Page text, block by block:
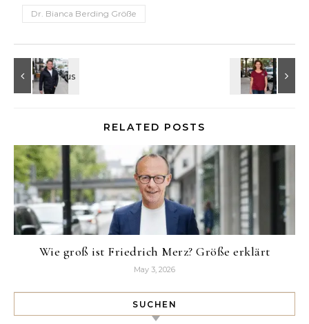
Dr. Bianca Berding Größe
RELATED POSTS
Wie groß ist Friedrich Merz? Größe erklärt
May 3, 2026
SUCHEN